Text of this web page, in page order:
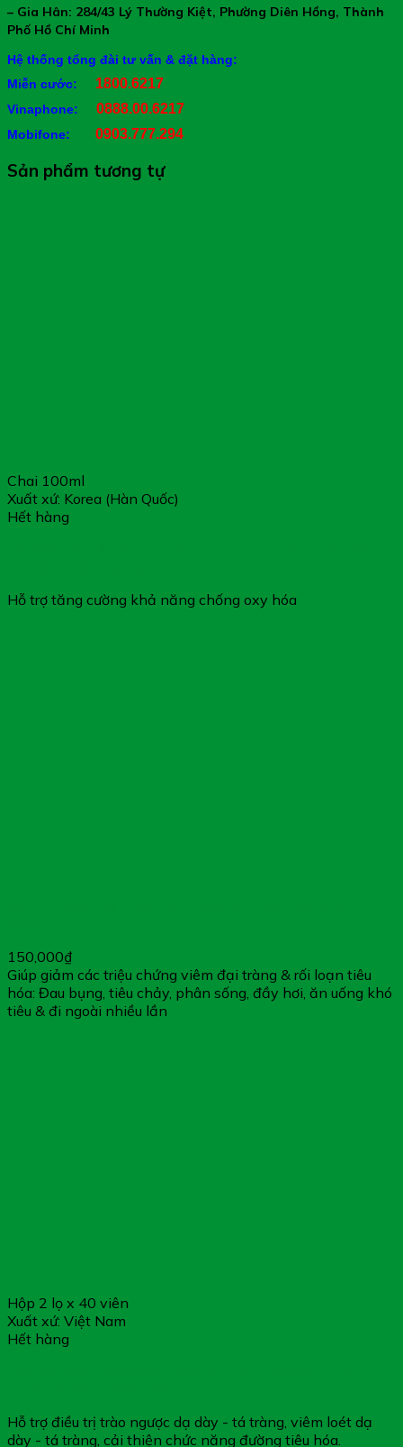
– Gia Hân: 284/43 Lý Thường Kiệt, Phường Diên Hồng, Thành
Phố Hồ Chí Minh
Hệ thống tổng đài tư vấn & đặt hàng:
Miễn cước: 1800.6217
Vinaphone: 0888.00.6217
Mobifone: 0903.777.294
Sản phẩm tương tự
Chai 100ml
Xuất xứ: Korea (Hàn Quốc)
Hết hàng
Hỗ trợ tăng cường khả năng chống oxy hóa
150,000₫
Giúp giảm các triệu chứng viêm đại tràng & rối loạn tiêu
hóa: Đau bụng, tiêu chảy, phân sống, đầy hơi, ăn uống khó
tiêu & đi ngoài nhiều lần
Hộp 2 lọ x 40 viên
Xuất xứ: Việt Nam
Hết hàng
Hỗ trợ điều trị trào ngược dạ dày - tá tràng, viêm loét dạ
dày - tá tràng, cải thiện chức năng đường tiêu hóa.